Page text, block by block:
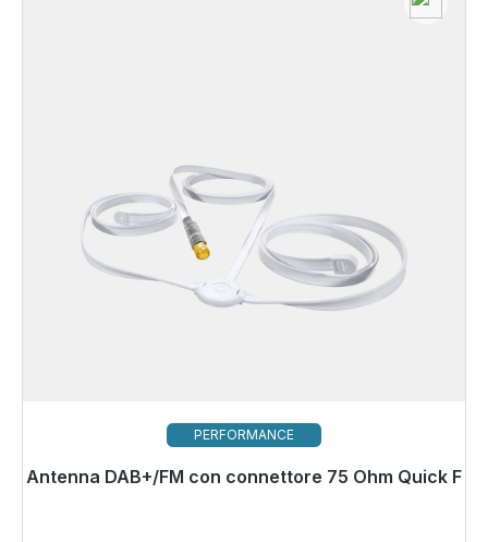
PERFORMANCE
Antenna DAB+/FM con connettore 75 Ohm Quick F
Pronto per la spedizione immediata, tempo di